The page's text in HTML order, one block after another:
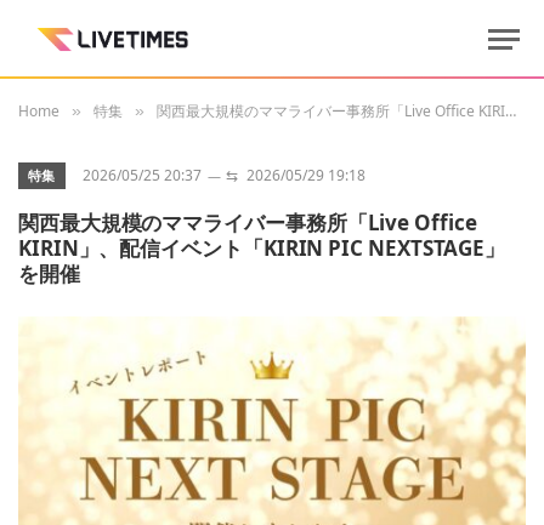
Home » 特集 » 関西最大規模のママライバー事務所「Live Office KIRIN」、配信イベント「KIRIN PIC NEXTSTAGE」を開催
特集 2026/05/25 20:37 ⇆ 2026/05/29 19:18
関西最大規模のママライバー事務所「Live Office
KIRIN」、配信イベント「KIRIN PIC NEXTSTAGE」
を開催